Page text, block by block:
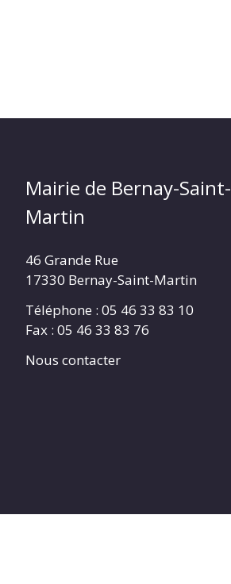
Mairie de Bernay-Saint-
Martin
46 Grande Rue
17330 Bernay-Saint-Martin
Téléphone : 05 46 33 83 10
Fax : 05 46 33 83 76
Nous contacter